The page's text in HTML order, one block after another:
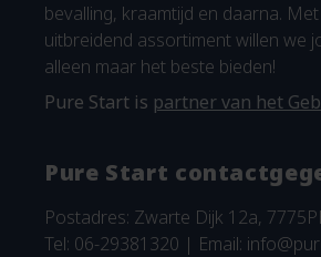
bevalling, kraamtijd en daarna.
uitbreidend assortiment willen we
alleen maar het beste bieden!
Pure Start is partner van het
Pure Start
Postadres: Zwarte Dijk 12a,
Tel: 06-29381320 | Email: